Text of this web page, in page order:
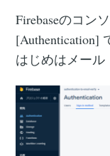
Firebaseのコン
[Authentication]
はじめはメール